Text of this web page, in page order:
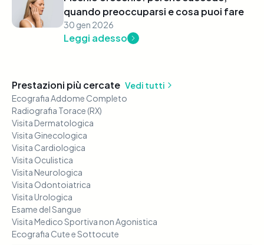
quando preoccuparsi e cosa puoi fare
30 gen 2026
Leggi adesso
Prestazioni più cercate Vedi tutti
Ecografia Addome Completo
Radiografia Torace (RX)
Visita Dermatologica
Visita Ginecologica
Visita Cardiologica
Visita Oculistica
Visita Neurologica
Visita Odontoiatrica
Visita Urologica
Esame del Sangue
Visita Medico Sportiva non Agonistica
Ecografia Cute e Sottocute